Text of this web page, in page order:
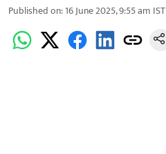
Published on:16 June 2025, 9:55 am IST